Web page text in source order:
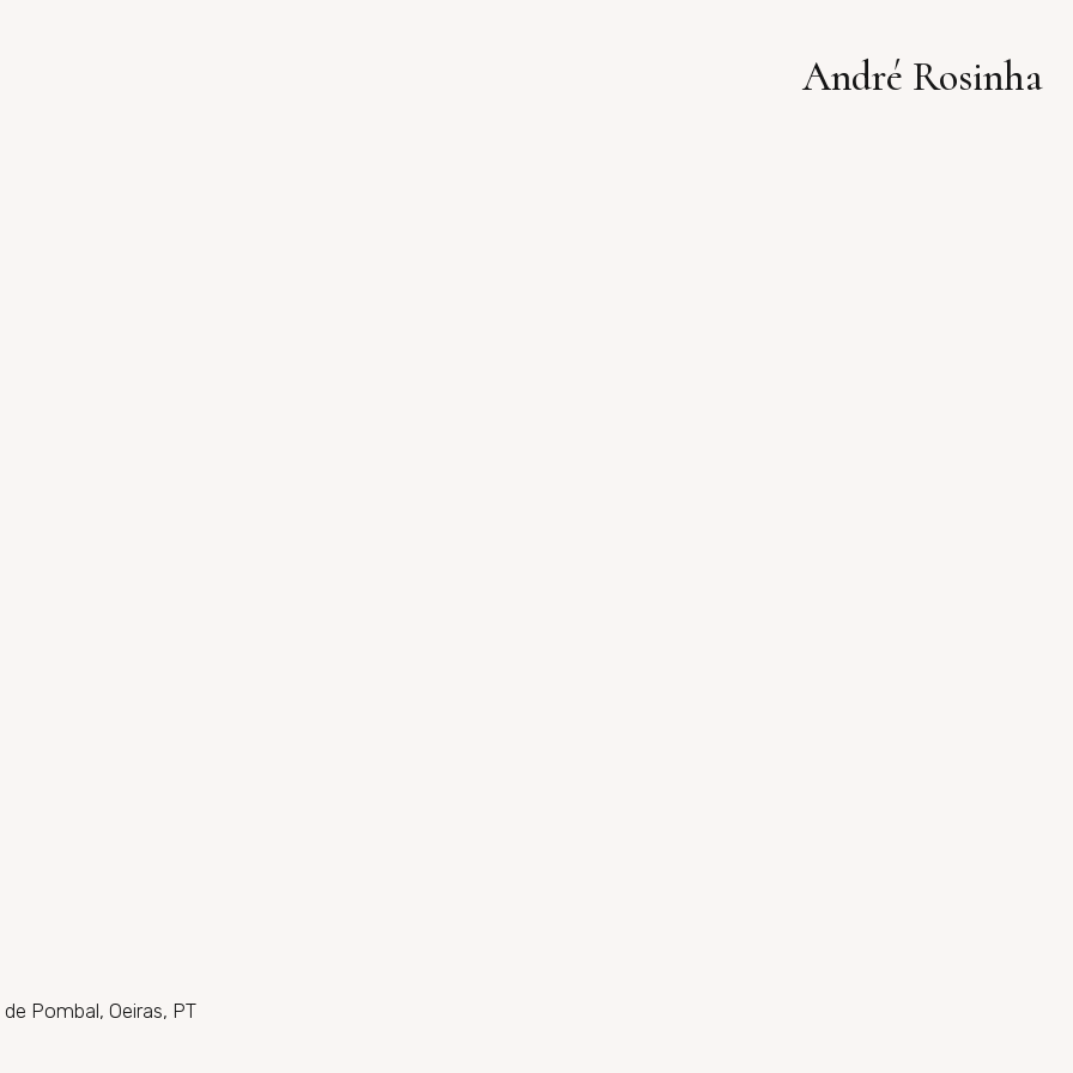
André Rosinha
Pombal, Oeiras, PT